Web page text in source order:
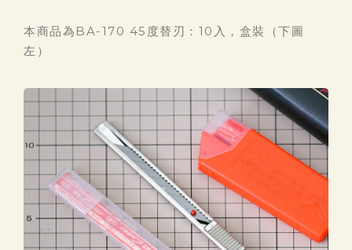
本商品為BA-170 45度替刃：10入，盒裝（下圖
左）